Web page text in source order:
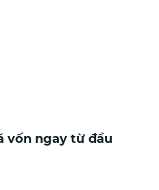
vốn ngay từ đầu